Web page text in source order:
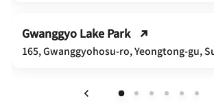
Gwanggyo Lake Park
165, Gwanggyohosu-ro, Yeongtong-gu,